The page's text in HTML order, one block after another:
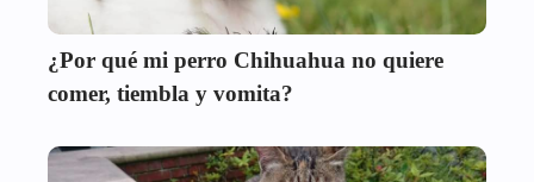
¿Por qué mi perro Chihuahua no quiere
comer, tiembla y vomita?